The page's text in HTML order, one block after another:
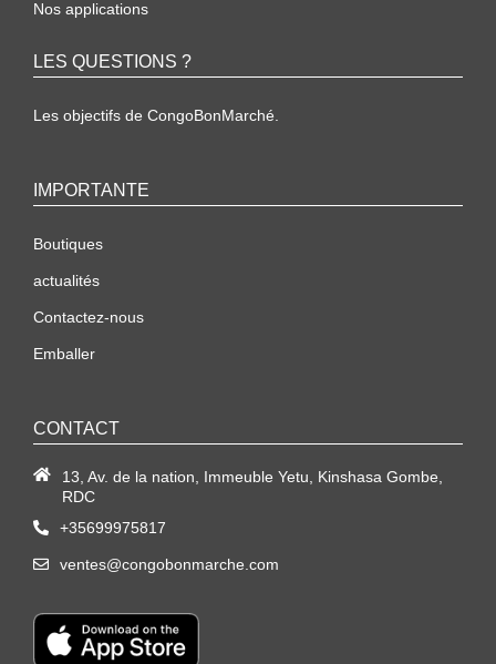
Nos applications
LES QUESTIONS ?
Les objectifs de CongoBonMarché.
IMPORTANTE
Boutiques
actualités
Contactez-nous
Emballer
CONTACT
13, Av. de la nation, Immeuble Yetu, Kinshasa Gombe,
RDC
+35699975817
ventes@congobonmarche.com